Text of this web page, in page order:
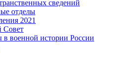
сведений
отделы
2021
Совет
военной истории России